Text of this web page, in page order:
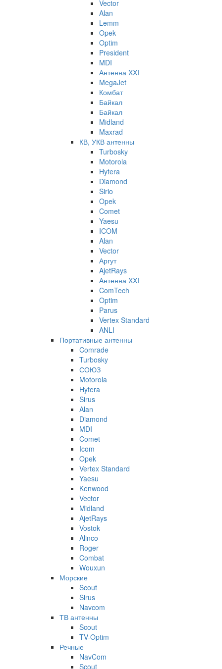
Vector
Alan
Lemm
Opek
Optim
President
MDI
Антенна XXI
MegaJet
Комбат
Байкал
Байкал
Midland
Maxrad
КВ, УКВ антенны
Turbosky
Motorola
Hytera
Diamond
Sirio
Opek
Comet
Yaesu
ICOM
Alan
Vector
Аргут
AjetRays
Антенна XXI
ComTech
Optim
Parus
Vertex Standard
ANLI
Портативные антенны
Comrade
Turbosky
СОЮЗ
Motorola
Hytera
Sirus
Alan
Diamond
MDI
Comet
Icom
Opek
Vertex Standard
Yaesu
Kenwood
Vector
Midland
AjetRays
Vostok
Alinco
Roger
Combat
Wouxun
Морские
Scout
Sirus
Navcom
ТВ антенны
Scout
TV-Optim
Речные
NavCom
Scout